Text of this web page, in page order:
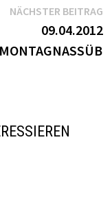
NÄCHSTER BEITRAG
09.04.2012